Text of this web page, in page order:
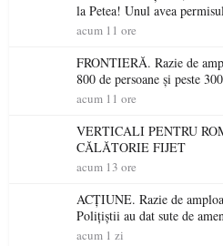
la Petea! Unul avea
niciodată permis
acum 11 ore
FRONTIERĂ. Razie de
800 de persoane și peste
acum 11 ore
VERTICALI PENTRU
CĂLĂTORIE FIJET
acum 13 ore
ACȚIUNE. Razie de
Polițiștii au dat sute de
permis într-o singură zi
acum 1 zi